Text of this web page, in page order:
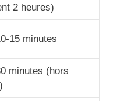
2 heures)
15 minutes
minutes (hors